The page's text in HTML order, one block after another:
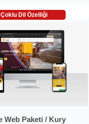
Çoklu Dil Özelliği
Web Paketi / Kury